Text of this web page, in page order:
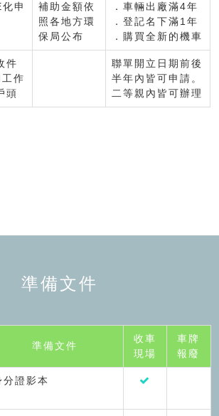
申
補助金額依
照各地方環
保局公布
．車輛出廠滿4年
．登記名下滿1年
．購買全新的機車
件
作
頭
聯單開立日期前後
半年內皆可申請。
二等親內皆可辦理
準備文件
準備文件
收車
現場
車牌
報廢
分證影本